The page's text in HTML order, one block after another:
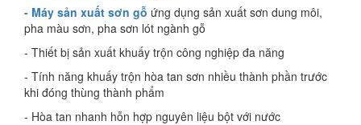
- Máy sản xuất sơn gỗ ứng dụng sản xuất sơn dung môi,
pha màu sơn, pha sơn lót ngành gỗ
- Thiết bị sản xuất khuấy trộn công nghiệp đa năng
- Tính năng khuấy trộn hòa tan sơn nhiều thành phần trước
khi đóng thùng thành phẩm
- Hòa tan nhanh hỗn hợp nguyên liệu bột với nước